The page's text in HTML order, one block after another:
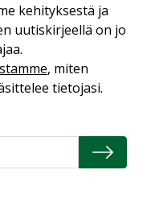
kehityksestä ja
uutiskirjeellä on jo
, miten
tietojasi.